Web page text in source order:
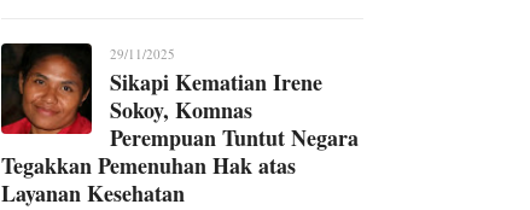
29/11/2025
Sikapi Kematian Irene
Sokoy, Komnas
Perempuan Tuntut Negara
Tegakkan Pemenuhan Hak atas
Layanan Kesehatan